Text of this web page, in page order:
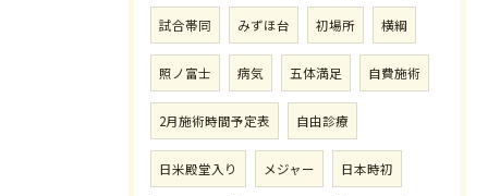
試合帯同 みずほ台 初場所 横綱
照ノ富士 病気 五体満足 自費施術
2月施術時間予定表 自由診療
日米殿堂入り メジャー 日本時初